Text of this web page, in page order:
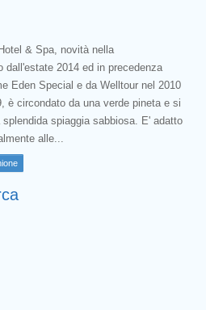
& Spa, novità nella
dall'estate 2014 ed in precedenza
Eden Special e da Welltour nel 2010
è circondato da una verde pineta e si
spiaggia sabbiosa. E' adatto
alle...